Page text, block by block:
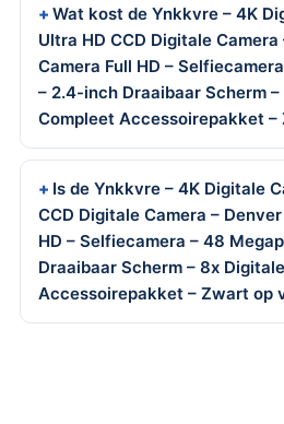
Wat kost de Ynkkvre – 4K
Ultra HD CCD Digitale
Camera Full HD –
– 2.4-inch Draaibaar Scherm
Compleet Accessoirepakket –
Is de Ynkkvre – 4K Digitale
CCD Digitale Camera –
HD – Selfiecamera – 48
Draaibaar Scherm – 8x
Accessoirepakket – Zwart op